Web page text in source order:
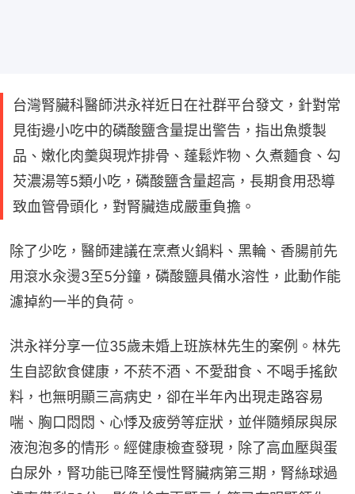
台灣腎臟科醫師洪永祥近日在社群平台發文，針對常
見街邊小吃中的磷酸鹽含量提出警告，指出魚漿製
品、嫩化肉羹與現炸排骨、蓬鬆炸物、久煮麵食、勾
芡濃湯等5類小吃，磷酸鹽含量超高，長期食用恐導
致血管骨頭化，對腎臟造成嚴重負擔。
除了少吃，醫師建議在烹煮火鍋料、黑輪、香腸前先
用滾水汆燙3至5分鐘，磷酸鹽具備水溶性，此動作能
濾掉約一半的負荷。
洪永祥分享一位35歲未婚上班族林先生的案例。林先
生自認飲食健康，不菸不酒、不愛甜食、不喝手搖飲
料，也無明顯三高病史，卻在半年內出現走路容易
喘、胸口悶悶、心悸及疲勞等症狀，並伴隨頻尿與尿
液泡泡多的情形。經健康檢查發現，除了高血壓與蛋
白尿外，腎功能已降至慢性腎臟病第三期，腎絲球過